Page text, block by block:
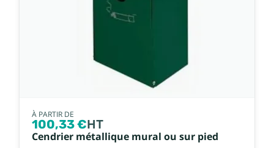
À PARTIR DE
100,33 €HT
Cendrier métallique mural ou sur pied